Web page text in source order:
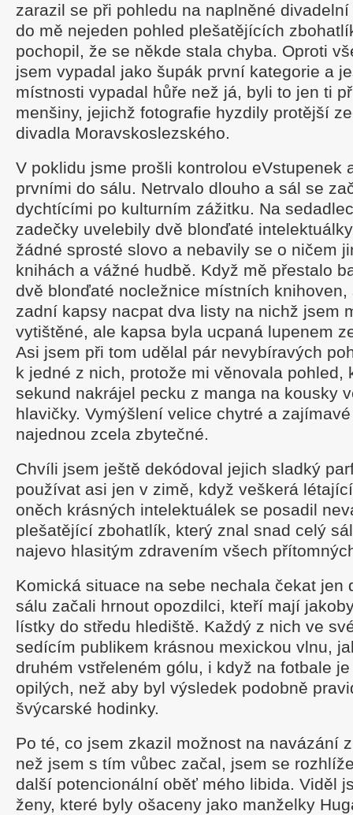
zarazil se při pohledu na naplněné
do mě nejeden pohled plešatějících
pochopil, že se někde stala chyba. Oproti
jsem vypadal jako šupák první kategorie a
místnosti vypadal hůře než já, byli to jen ti
menšiny, jejichž fotografie hyzdily protější
divadla Moravskoslezského.
V poklidu jsme prošli kontrolou eVstupenek
prvními do sálu. Netrvalo dlouho a sál se
dychtícími po kulturním zážitku. Na
zadečky uvelebily dvě blonďaté
žádné sprosté slovo a nebavily se o ničem
knihách a vážné hudbě. Když mě přestalo
dvě blonďaté nocležnice místních
zadní kapsy nacpat dva listy na nichž jsem
vytištěné, ale kapsa byla ucpaná lupenem
Asi jsem při tom udělal pár nevybíravých
k jedné z nich, protože mi věnovala pohled,
sekund nakrájel pecku z manga na kousky
hlavičky. Vymýšlení velice chytré a
najednou zcela zbytečné.
Chvíli jsem ještě dekódoval jejich sladký
používat asi jen v zimě, když veškerá
oněch krásných intelektuálek se posadil
plešatějící zbohatlík, který znal snad celý
najevo hlasitým zdravením všech
Komická situace na sebe nechala čekat jen
sálu začali hrnout opozdilci, kteří mají
lístky do středu hlediště. Každý z nich ve
sedícím publikem krásnou mexickou vlnu,
druhém vstřeleném gólu, i když na fotbale
opilých, než aby byl výsledek podobně
švýcarské hodinky.
Po té, co jsem zkazil možnost na navázání
než jsem s tím vůbec začal, jsem se
další potencionální oběť mého libida. Viděl
ženy, které byly ošaceny jako manželky